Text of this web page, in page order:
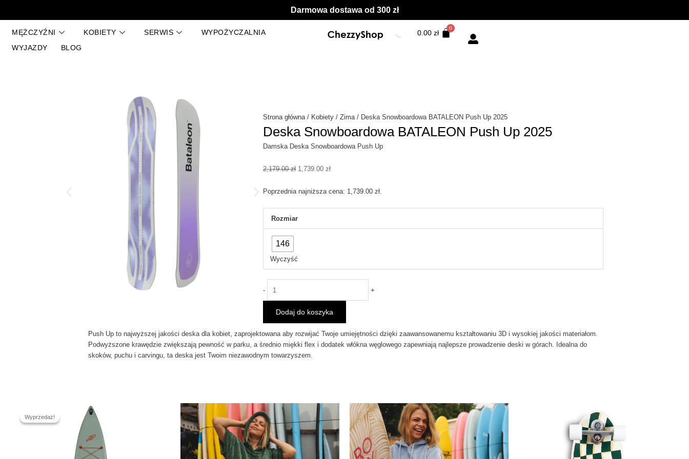
Darmowa dostawa od 300 zł
MĘŻCZYŹNI KOBIETY SERWIS
WYPOŻYCZALNIA
WYJAZDY
BLOG
0.00zł
Strona główna/ Kobiety /Zima/ Deska Snowboardowa BATALEON Push Up 2025
Deska Snowboardowa BATALEON Push Up 2025
Damska Deska Snowboardowa Push Up
2,179.00zł Pierwotna
wynosiła:
1,739.00złAktualna
wynosi:
Poprzednia najniższa cena: 1,739.00zł
Rozmiar
146
Wyczyść
-
Snowboardowa
BATALEON
Push
2025
+
Dodaj do koszyka
Push Up to najwyższej jakości deska dla kobiet, zaprojektowana aby rozwijać Twoje umiejętności dzięki zaawansowanemu kształtowaniu 3D i wysokiej jakości materiałom.
Podwyższone krawędzie zwiększają pewność w parku, a średnio miękki flex i dodatek włókna węglowego zapewniają najlepsze prowadzenie deski w górach. Idealna do
skoków, puchu i carvingu, ta deska jest Twoim niezawodnym towarzyszem.
Wyprzedaż!
Wyprzedaż!
cena
wynosiła:
Aktualna
cena
wynosi:
2,399.00 zł.
Ten
produkt
ma
wiele
wariantów.
Ten
produkt
ma
wiele
wariantów.